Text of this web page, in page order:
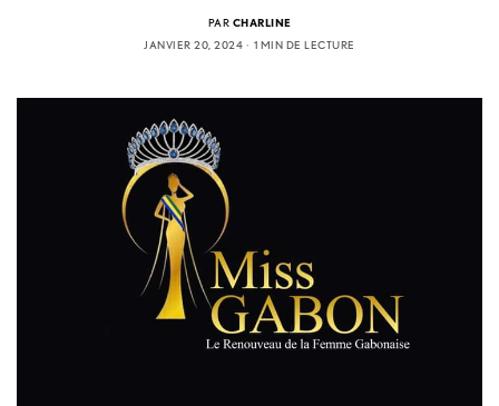
PAR CHARLINE
JANVIER 20, 2024
1 MIN DE LECTURE